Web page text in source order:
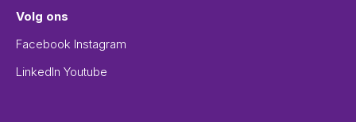
Volg ons
Facebook Instagram
LinkedIn Youtube